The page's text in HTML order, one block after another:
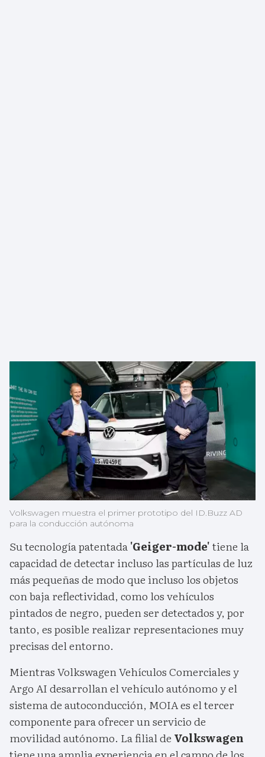
Volkswagen muestra el primer prototipo del ID.Buzz AD
para la conducción autónoma
Su tecnología patentada'Geiger-mode'tiene la
capacidad de detectar incluso las partículas de luz
más pequeñas de modo que incluso los objetos
con baja reflectividad, como los vehículos
pintados de negro, pueden ser detectados y, por
tanto, es posible realizar representaciones muy
precisas del entorno.
Mientras Volkswagen Vehículos Comerciales y
Argo AI desarrollan el vehículo autónomo y el
sistema de autoconducción, MOIA es el tercer
componente para ofrecer un servicio de
movilidad autónomo. La filial de Volkswagen